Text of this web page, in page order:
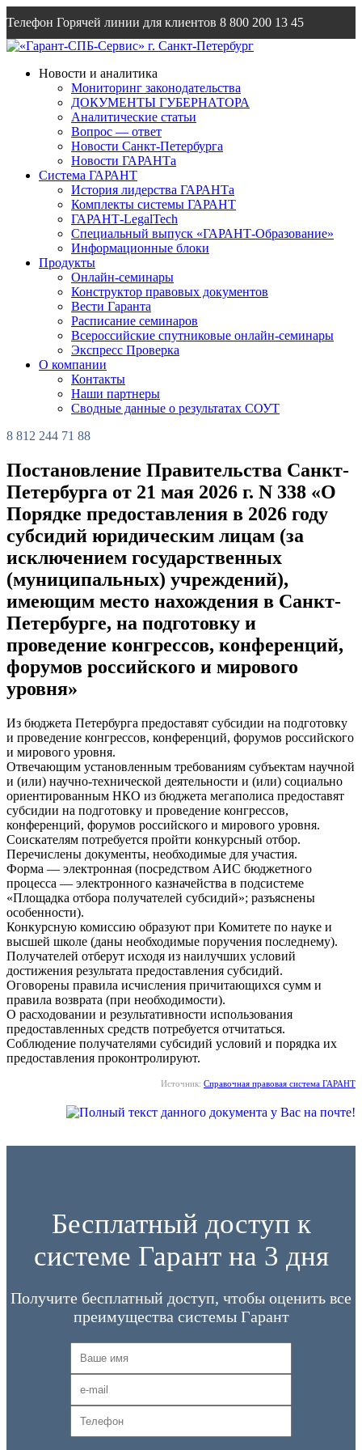
Телефон Горячей линии для клиентов 8 800 200 13 45
Emailinfo@garantsp.ru
Новости и аналитика
Мониторинг законодательства
ДОКУМЕНТЫ ГУБЕРНАТОРА
Аналитические статьи
Вопрос — ответ
Новости Санкт-Петербурга
Новости ГАРАНТа
Система ГАРАНТ
История лидерства ГАРАНТа
Комплекты системы ГАРАНТ
ГАРАНТ-LegalTech
Специальный выпуск «ГАРАНТ-Образование»
Информационные блоки
Продукты
Онлайн-семинары
Конструктор правовых документов
Вести Гаранта
Расписание семинаров
Всероссийские спутниковые онлайн-семинары
Экспресс Проверка
О компании
Контакты
Наши партнеры
Сводные данные о результатах СОУТ
8 812 244 71 88
Постановление Правительства Санкт-
Петербурга от 21 мая 2026 г. N 338 «О
Порядке предоставления в 2026 году
субсидий юридическим лицам (за
исключением государственных
(муниципальных) учреждений),
имеющим место нахождения в Санкт-
Петербурге, на подготовку и
проведение конгрессов, конференций,
форумов российского и мирового
уровня»
Из бюджета Петербурга предоставят субсидии на подготовку
и проведение конгрессов, конференций, форумов российского
и мирового уровня.
Отвечающим установленным требованиям субъектам научной
и (или) научно-технической деятельности и (или) социально
ориентированным НКО из бюджета мегаполиса предоставят
субсидии на подготовку и проведение конгрессов,
конференций, форумов российского и мирового уровня.
Соискателям потребуется пройти конкурсный отбор.
Перечислены документы, необходимые для участия.
Форма — электронная (посредством АИС бюджетного
процесса — электронного казначейства в подсистеме
«Площадка отбора получателей субсидий»; разъяснены
особенности).
Конкурсную комиссию образуют при Комитете по науке и
высшей школе (даны необходимые поручения последнему).
Получателей отберут исходя из наилучших условий
достижения результата предоставления субсидий.
Оговорены правила исчисления причитающихся сумм и
правила возврата (при необходимости).
О расходовании и результативности использования
предоставленных средств потребуется отчитаться.
Соблюдение получателями субсидий условий и порядка их
предоставления проконтролируют.
Источник: Справочная правовая система ГАРАНТ
Бесплатный доступ к
системе Гарант на 3 дня
Получите бесплатный доступ, чтобы оценить все
преимущества системы Гарант